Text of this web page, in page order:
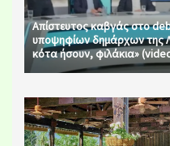
Απίστευτος καβγάς στο
υποψηφίων δημάρχων της
κότα ήσουν, φιλάκια»